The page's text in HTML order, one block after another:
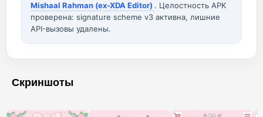
Mishaal Rahman (ex-XDA Editor) . Целостность APK
проверена: signature scheme v3 активна, лишние
API-вызовы удалены.
Скриншоты